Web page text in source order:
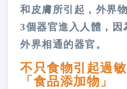
和皮膚所引起，外界
3個器官進入人體，因
外界相通的器官。
不只食物引起過
「食品添加物」